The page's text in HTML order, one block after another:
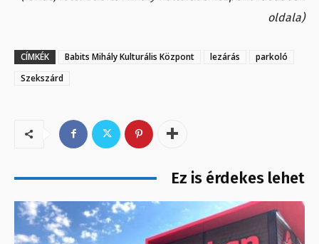
oldala)
CÍMKÉK Babits Mihály Kulturális Központ lezárás
parkoló
Szekszárd
Ez is érdekes lehet